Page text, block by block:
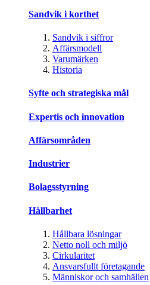
Sandvik i korthet
Sandvik i siffror
Affärsmodell
Varumärken
Historia
Syfte och strategiska mål
Expertis och innovation
Affärsområden
Industrier
Bolagsstyrning
Hållbarhet
Hållbara lösningar
Netto noll och miljö
Cirkularitet
Ansvarsfullt företagande
Människor och samhällen